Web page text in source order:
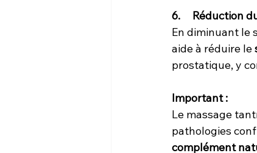
6.
En diminuant le
aide à réduire le
prostatique, y
Important :
Le massage
pathologies
complément